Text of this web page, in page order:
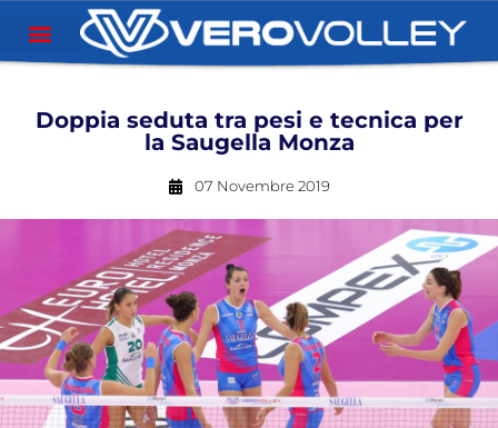
Doppia seduta tra pesi e tecnica per
la Saugella Monza
07 Novembre 2019